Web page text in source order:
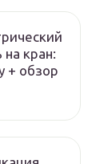
на кран:
+ обзор